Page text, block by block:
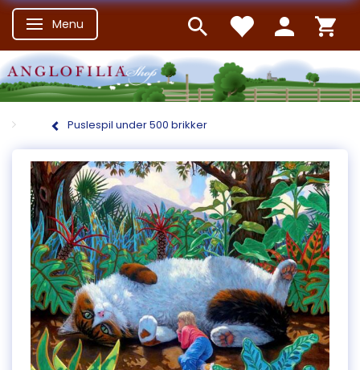
Skifte navigation
Menu
Puslespil under 500 brikker